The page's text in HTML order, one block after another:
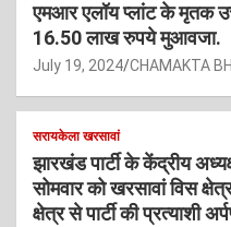
एमआर एलॉय प्लांट के मृतक
16.50 लाख रुपये मुआवजा.
July 19, 2024 CHAMAKTA
सरायकेला खरसावां
झारखंड पार्टी के केंद्रीय
सोमवार को खरसावां विस
क्षेत्र से पार्टी की प्रत्याशी